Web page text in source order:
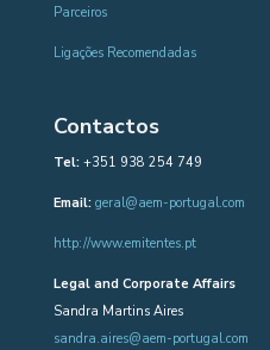
Parceiros
Ligações Recomendadas
Contactos
Tel:+351 938 254 749
Email: geral@aem-portugal.com
http://www.emitentes.pt
Legal and Corporate Affairs
Sandra Martins Aires
sandra.aires@aem-portugal.com